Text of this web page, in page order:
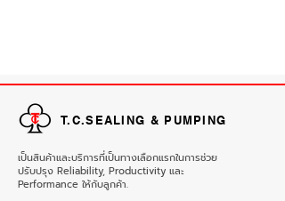
T.C.SEALING & PUMPING
เป็นสินค้าและบริการที่เป็นทางเลือกแรกในการช่วย
ปรับปรุง Reliability, Productivity และ
Performance ให้กับลูกค้า.